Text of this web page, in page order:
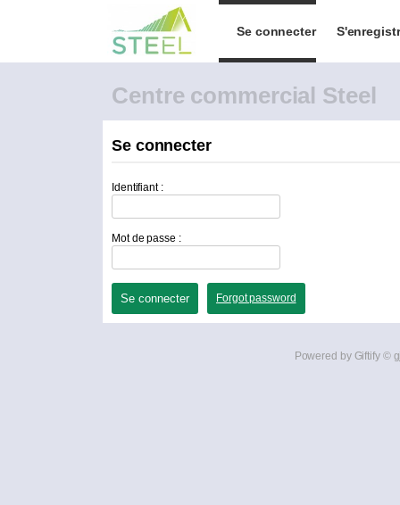
Se connecter
Centre commercial Steel
Se connecter
Identifiant :
Mot de passe :
Forgot password
Powered by Giftify ©